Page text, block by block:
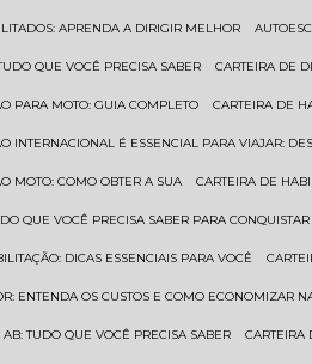
APRENDA A DIRIGIR MELHOR
QUE VOCÊ PRECISA SABER CARTEIRA DE
PARA MOTO: GUIA COMPLETO CARTEIRA DE
INTERNACIONAL É ESSENCIAL PARA VIAJAR:
MOTO: COMO OBTER A SUA CARTEIRA DE
QUE VOCÊ PRECISA SABER PARA
DICAS ESSENCIAIS PARA VOCÊ
ENTENDA OS CUSTOS E COMO ECONOMIZAR
AB: TUDO QUE VOCÊ PRECISA SABER